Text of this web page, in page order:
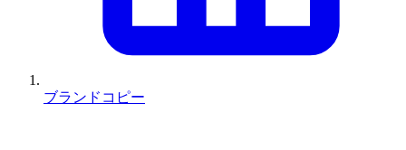
ブランドコピー